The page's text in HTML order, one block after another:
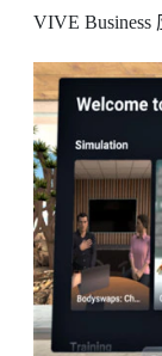
VIVE Business